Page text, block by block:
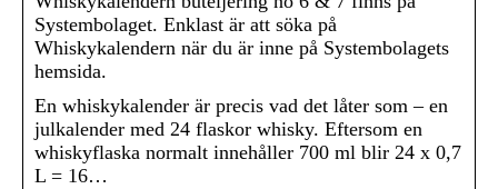
Systembolaget. Enklast är att söka på
Whiskykalendern när du är inne på Systembolagets
hemsida.
En whiskykalender är precis vad det låter som – en
julkalender med 24 flaskor whisky. Eftersom en
whiskyflaska normalt innehåller 700 ml blir 24 x 0,7
L = 16…